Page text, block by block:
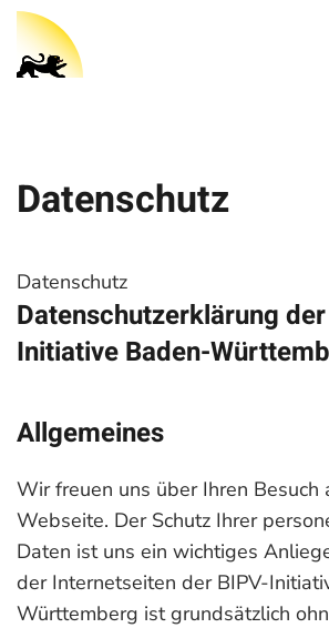
Datenschutz
Datenschutz
Datenschutzerklärung der
Initiative Baden-
Allgemeines
Wir freuen uns über Ihren Besuch
Webseite. Der Schutz Ihrer
Daten ist uns ein wichtiges
der Internetseiten der BIPV-
Württemberg ist grundsätzlich